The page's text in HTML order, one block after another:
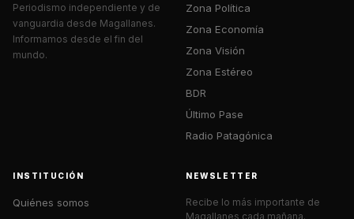
Periodismo independiente y de
vanguardia desde Magallanes.
Informamos desde el fin del
mundo.
Zona Política
Zona Economía
Zona Visión
Zona Estéreo
BDR
Último Pase
Radio Patagónica
INSTITUCIÓN
Quiénes somos
NEWSLETTER
Recibe lo más importante de
Magallanes cada mañana.